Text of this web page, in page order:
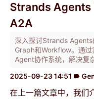
Strands
A2A
深入探讨Strands Agents
Graph和Workflow。通
Agent协作系统，解决复
2025-09-23 14:51 label
在上一篇文章中，我们